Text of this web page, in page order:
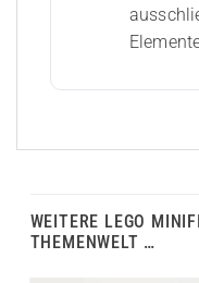
WEITERE LEGO
THEMENWELT …